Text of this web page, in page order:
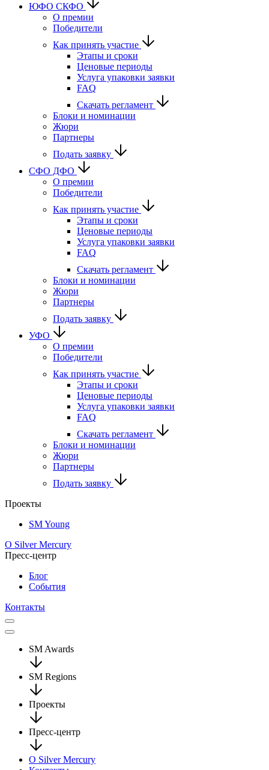
ЮФО СКФО
О премии
Победители
Как принять участие
Этапы и сроки
Ценовые периоды
Услуга упаковки заявки
FAQ
Скачать регламент
Блоки и номинации
Жюри
Партнеры
Подать заявку
CФО ДФО
О премии
Победители
Как принять участие
Этапы и сроки
Ценовые периоды
Услуга упаковки заявки
FAQ
Скачать регламент
Блоки и номинации
Жюри
Партнеры
Подать заявку
УФО
О премии
Победители
Как принять участие
Этапы и сроки
Ценовые периоды
Услуга упаковки заявки
FAQ
Скачать регламент
Блоки и номинации
Жюри
Партнеры
Подать заявку
Проекты
SM Young
О Silver Mercury
Пресс-центр
Блог
События
Контакты
SM Awards
SM Regions
Проекты
Пресс-центр
О Silver Mercury